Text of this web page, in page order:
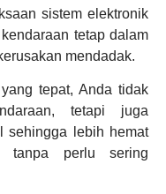
sistem elektronik
tetap dalam
mendadak.
tepat, Anda tidak
tetapi juga
sehingga lebih hemat
tanpa perlu sering